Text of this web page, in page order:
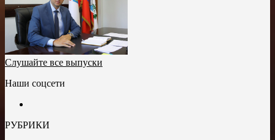
Слушайте все выпуски
Наши соцсети
РУБРИКИ